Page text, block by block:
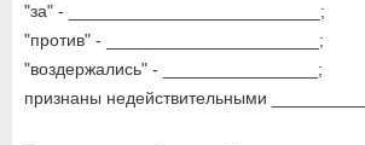
"за" - __________________________;
"против" - ______________________;
"воздержались" - ________________;
признаны недействительными __________.